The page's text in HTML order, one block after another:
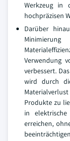
Werkzeug in
hochpräzisen
Darüber
Verwendung
verbessert.
wird durch
Produkte zu
in
erreichen,